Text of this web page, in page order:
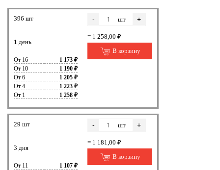
396 шт
1 день
От 16
1 173 ₽
От 10
1 190 ₽
От 6
1 205 ₽
От 4
1 223 ₽
От 1
1 258 ₽
- шт +
= 1 258,00 ₽
В корзину
29 шт
3 дня
От 11
1 107 ₽
- шт +
= 1 181,00 ₽
В корзину